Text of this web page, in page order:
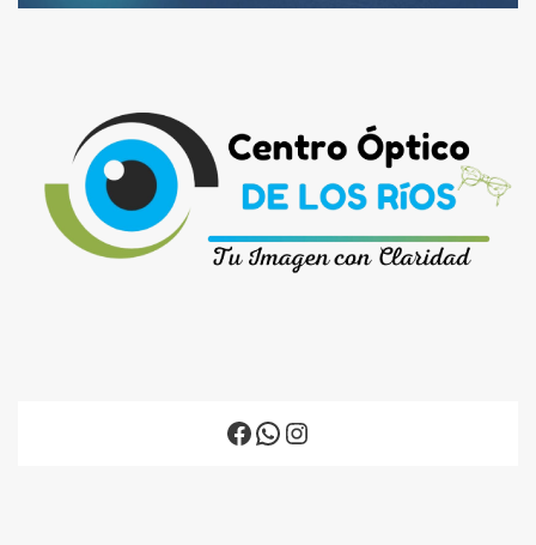
Facebook
WhatsApp
Instagram